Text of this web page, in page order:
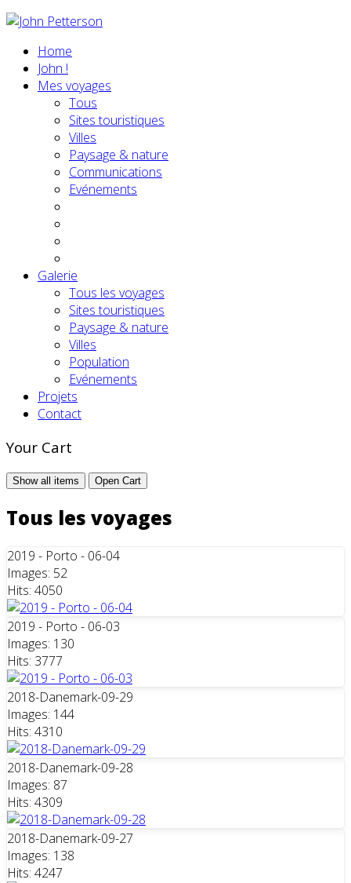
Home
John !
Mes voyages
Tous
Sites touristiques
Villes
Paysage & nature
Communications
Evénements
Galerie
Tous les voyages
Sites touristiques
Paysage & nature
Villes
Population
Evénements
Projets
Contact
Your Cart
Show all items Open Cart
Tous les voyages
2019 - Porto - 06-04
Images: 52
Hits: 4050
2019 - Porto - 06-03
Images: 130
Hits: 3777
2018-Danemark-09-29
Images: 144
Hits: 4310
2018-Danemark-09-28
Images: 87
Hits: 4309
2018-Danemark-09-27
Images: 138
Hits: 4247